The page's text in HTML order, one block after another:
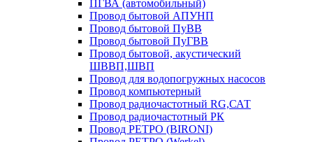
ПГВА (автомобильный)
Провод бытовой АПУНП
Провод бытовой ПуВВ
Провод бытовой ПуГВВ
Провод бытовой, акустический
ШВВП,ШВП
Провод для водопогружных насосов
Провод компьютерный
Провод радиочастотный RG,САТ
Провод радиочастотный РК
Провод РЕТРО (BIRONI)